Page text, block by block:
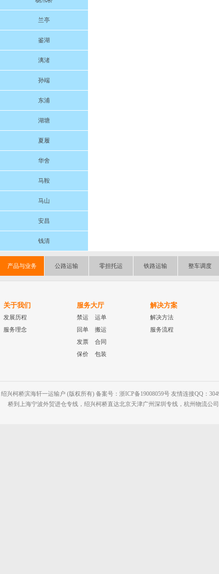
兰亭
鉴湖
漓渚
孙端
东浦
湖塘
夏履
华舍
马鞍
马山
安昌
钱清
产品与业务 公路运输 零担托运 铁路运输 整车调度
关于我们
发展历程
服务理念
服务大厅
禁运
运单
回单
搬运
发票
合同
保价
包装
解决方案
解决方法
服务流程
绍兴柯桥滨海轩一运输户 (版权所有) 备案号：浙ICP备19008059号 友情连接QQ：
桥到上海宁波外贸进仓专线，绍兴柯桥直达北京天津广州深圳专线，杭州物流公